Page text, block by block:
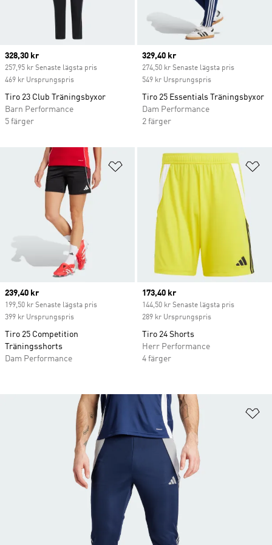
Current price
328,30 kr
257,95 kr Senaste lägsta pris
469 kr Ursprungspris
Tiro 23 Club Träningsbyxor
Barn Performance
5 färger
Current price
329,40 kr
274,50 kr Senaste lägsta pris
549 kr Ursprungspris
Tiro 25 Essentials Träningsbyxor
Dam Performance
2 färger
Lägg till på önskelistan
Current price
239,40 kr
199,50 kr Senaste lägsta pris
399 kr Ursprungspris
Tiro 25 Competition
Träningsshorts
Dam Performance
Current price
173,40 kr
144,50 kr Senaste lägsta pris
289 kr Ursprungspris
Tiro 24 Shorts
Herr Performance
4 färger